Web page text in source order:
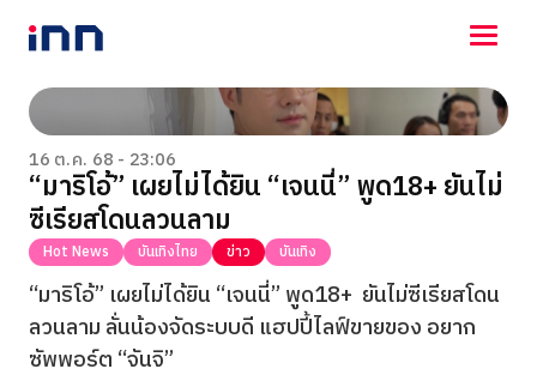
NEWS
ENTERTAINMENT
LIFESTYLE
HOROSCOPE
LOTTERY
VIDEO
ร่วมด้วยช่วยกัน
16 ต.ค. 68 - 23:06
“มาริโอ้” เผยไม่ได้ยิน “เจนนี่” พูด18+ ยันไม่
ซีเรียสโดนลวนลาม
Hot News บันเทิงไทย ข่าว บันเทิง
“มาริโอ้” เผยไม่ได้ยิน “เจนนี่” พูด18+ ยันไม่ซีเรียสโดน
ลวนลาม ลั่นน้องจัดระบบดี แฮปปี้ไลฟ์ขายของ อยาก
ซัพพอร์ต “จันจิ”